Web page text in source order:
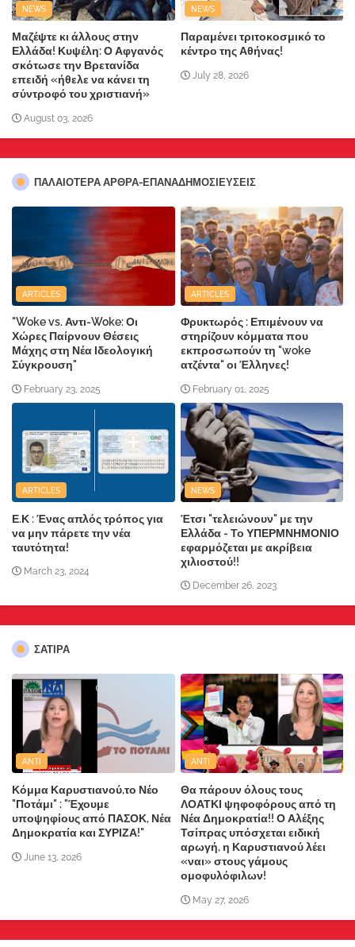
NEWS
Μαζέψτε κι άλλους στην
Ελλάδα! Κυψέλη: Ο Αφγανός
σκότωσε την Βρετανίδα
επειδή «ήθελε να κάνει τη
σύντροφό του χριστιανή»
August 03, 2026
NEWS
Παραμένει τριτοκοσμικό το
κέντρο της Αθήνας!
July 28, 2026
ΠΑΛΑΙΟΤΕΡΑ ΑΡΘΡΑ-ΕΠΑΝΑΔΗΜΟΣΙΕΥΣΕΙΣ
ARTICLES
"Woke vs. Αντι-Woke: Οι
Χώρες Παίρνουν Θέσεις
Μάχης στη Νέα Ιδεολογική
Σύγκρουση"
February 23, 2025
ARTICLES
Φρυκτωρός : Επιμένουν να
στηρίζουν κόμματα που
εκπροσωπούν τη "woke
ατζέντα" οι Έλληνες!
February 01, 2025
ARTICLES
Ε.Κ : Ένας απλός τρόπος για
να μην πάρετε την νέα
ταυτότητα!
March 23, 2024
NEWS
Έτσι "τελειώνουν" με την
Ελλάδα - Το ΥΠΕΡΜΝΗΜΟΝΙΟ
εφαρμόζεται με ακρίβεια
χιλιοστού!!
December 26, 2023
ΣΑΤΙΡΑ
ANTI
Κόμμα Καρυστιανού,το Νέο
"Ποτάμι" : "Έχουμε
υποψηφίους από ΠΑΣΟΚ, Νέα
Δημοκρατία και ΣΥΡΙΖΑ!"
June 13, 2026
ANTI
Θα πάρουν όλους τους
ΛΟΑΤΚΙ ψηφοφόρους από τη
Νέα Δημοκρατία!! Ο Αλέξης
Τσίπρας υπόσχεται ειδική
αρωγή, η Καρυστιανού λέει
«ναι» στους γάμους
ομοφυλόφιλων!
May 27, 2026